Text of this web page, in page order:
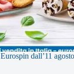
dall’11